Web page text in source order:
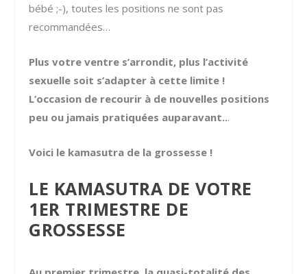
bébé ;-), toutes les positions ne sont pas
recommandées…
Plus votre ventre s’arrondit, plus l’activité
sexuelle soit s’adapter à cette limite !
L’occasion de recourir à de nouvelles positions
peu ou jamais pratiquées auparavant...
Voici le kamasutra de la grossesse !
LE KAMASUTRA DE VOTRE
1ER TRIMESTRE DE
GROSSESSE